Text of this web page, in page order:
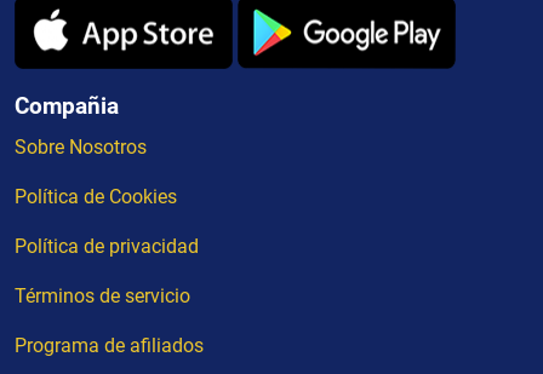
Compañia
Sobre Nosotros
Política de Cookies
Política de privacidad
Términos de servicio
Programa de afiliados